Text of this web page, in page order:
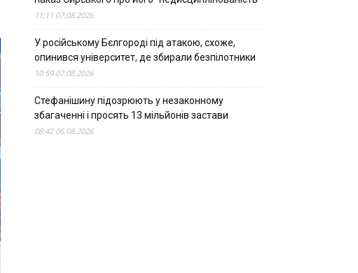
11:11 07.08.2026
У російському Бєлгороді під атакою, схоже,
опинився університет, де збирали безпілотники
10:59 07.08.2026
Стефанішину підозрюють у незаконному
збагаченні і просять 13 мільйонів застави
08:42 06.08.2026